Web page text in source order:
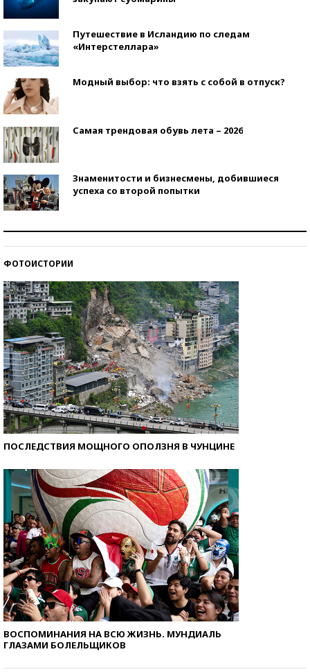
Путешествие в Исландию по следам
«Интерстеллара»
Модный выбор: что взять с собой в отпуск?
Самая трендовая обувь лета – 2026
Знаменитости и бизнесмены, добившиеся
успеха со второй попытки
ФОТОИСТОРИИ
ПОСЛЕДСТВИЯ МОЩНОГО ОПОЛЗНЯ В ЧУНЦИНЕ
ВОСПОМИНАНИЯ НА ВСЮ ЖИЗНЬ. МУНДИАЛЬ
ГЛАЗАМИ БОЛЕЛЬЩИКОВ